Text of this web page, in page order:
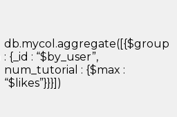
db.mycol.aggregate([{$group
: {_id : “$by_user”,
num_tutorial : {$max :
“$likes”}}}])